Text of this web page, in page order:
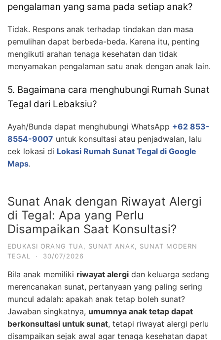
pengalaman yang sama pada setiap anak?
Tidak. Respons anak terhadap tindakan dan masa
pemulihan dapat berbeda-beda. Karena itu, penting
mengikuti arahan tenaga kesehatan dan tidak
menyamakan pengalaman satu anak dengan anak lain.
5. Bagaimana cara menghubungi Rumah Sunat
Tegal dari Lebaksiu?
Ayah/Bunda dapat menghubungi WhatsApp +62 853-
8554-9007 untuk konsultasi atau penjadwalan, lalu
cek lokasi di Lokasi Rumah Sunat Tegal di Google
Maps.
Sunat Anak dengan Riwayat Alergi
di Tegal: Apa yang Perlu
Disampaikan Saat Konsultasi?
EDUKASI ORANG TUA SUNAT ANAK
SUNAT MODERN
TEGAL
· 30/07/2026
Bila anak memiliki riwayat alergi dan keluarga sedang
merencanakan sunat, pertanyaan yang paling sering
muncul adalah: apakah anak tetap boleh sunat?
Jawaban singkatnya, umumnya anak tetap dapat
berkonsultasi untuk sunat, tetapi riwayat alergi perlu
disampaikan sejak awal agar tenaga kesehatan dapat